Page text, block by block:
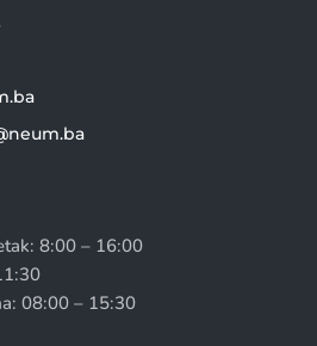
8:00 – 16:00
08:00 – 15:30